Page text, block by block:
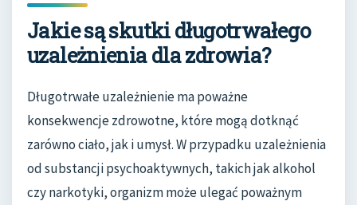
Jakie są skutki długotrwałego
uzależnienia dla zdrowia?
Długotrwałe uzależnienie ma poważne
konsekwencje zdrowotne, które mogą dotknąć
zarówno ciało, jak i umysł. W przypadku uzależnienia
od substancji psychoaktywnych, takich jak alkohol
czy narkotyki, organizm może ulegać poważnym